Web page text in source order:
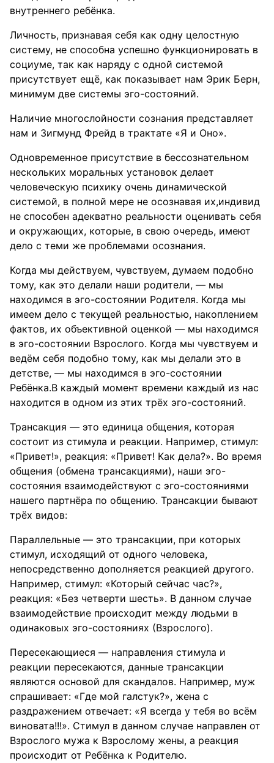
внутреннего ребёнка.
Личность, признавая себя как одну целостную
систему, не способна успешно функционировать в
социуме, так как наряду с одной системой
присутствует ещё, как показывает нам Эрик Берн,
минимум две системы эго-состояний.
Наличие многослойности сознания представляет
нам и Зигмунд Фрейд в трактате «Я и Оно».
Одновременное присутствие в бессознательном
нескольких моральных установок делает
человеческую психику очень динамической
системой, в полной мере не осознавая их,индивид
не способен адекватно реальности оценивать себя
и окружающих, которые, в свою очередь, имеют
дело с теми же проблемами осознания.
Когда мы действуем, чувствуем, думаем подобно
тому, как это делали наши родители, — мы
находимся в эго-состоянии Родителя. Когда мы
имеем дело с текущей реальностью, накоплением
фактов, их объективной оценкой — мы находимся
в эго-состоянии Взрослого. Когда мы чувствуем и
ведём себя подобно тому, как мы делали это в
детстве, — мы находимся в эго-состоянии
Ребёнка.В каждый момент времени каждый из нас
находится в одном из этих трёх эго-состояний.
Трансакция — это единица общения, которая
состоит из стимула и реакции. Например, стимул:
«Привет!», реакция: «Привет! Как дела?». Во время
общения (обмена трансакциями), наши эго-
состояния взаимодействуют с эго-состояниями
нашего партнёра по общению. Трансакции бывают
трёх видов:
Параллельные — это трансакции, при которых
стимул, исходящий от одного человека,
непосредственно дополняется реакцией другого.
Например, стимул: «Который сейчас час?»,
реакция: «Без четверти шесть». В данном случае
взаимодействие происходит между людьми в
одинаковых эго-состояниях (Взрослого).
Пересекающиеся — направления стимула и
реакции пересекаются, данные трансакции
являются основой для скандалов. Например, муж
спрашивает: «Где мой галстук?», жена с
раздражением отвечает: «Я всегда у тебя во всём
виновата!!!». Стимул в данном случае направлен от
Взрослого мужа к Взрослому жены, а реакция
происходит от Ребёнка к Родителю.